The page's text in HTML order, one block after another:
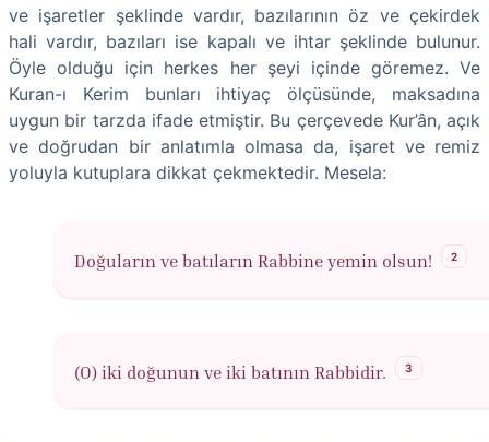
ve işaretler şeklinde vardır, bazılarının öz ve çekirdek
hali vardır, bazıları ise kapalı ve ihtar şeklinde bulunur.
Öyle olduğu için herkes her şeyi içinde göremez. Ve
Kuran-ı Kerim bunları ihtiyaç ölçüsünde, maksadına
uygun bir tarzda ifade etmiştir. Bu çerçevede Kur’ân, açık
ve doğrudan bir anlatımla olmasa da, işaret ve remiz
yoluyla kutuplara dikkat çekmektedir. Mesela:
Doğuların ve batıların Rabbine yemin olsun! 2
(O) iki doğunun ve iki batının Rabbidir. 3